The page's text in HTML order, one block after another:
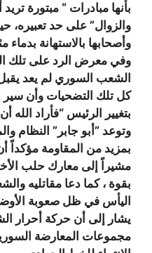
بأنها مبادرات “ مبتورة
والزوال” على حد تعبيره،
وأصحابها بالاستهانة
وفي معرض الرد على تلك
الشعب السوري لم يعد
كل تلك التضحيات وأن سير
بتغيير الرئيس “فأراد
وتوعد ”أبو جابر” النظام
بمزيد من المقاومة مؤكداً
مشيراً إلى معارك حلب
بقوة ، كما دعا مقاتليه
اليأس في ظل صعوبة
يشار إلى أن حركة أحرار
مجموعات المعارضة